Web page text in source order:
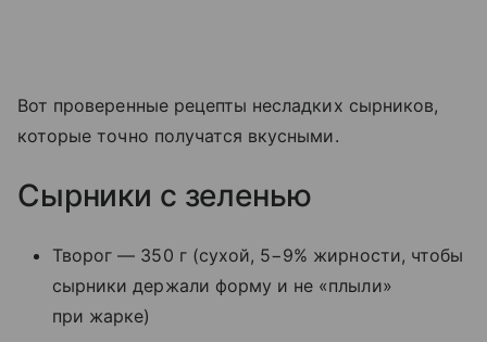
Вот проверенные рецепты несладких сырников,
которые точно получатся вкусными.
Сырники с зеленью
Творог — 350 г (сухой, 5−9% жирности, чтобы
сырники держали форму и не «плыли»
при жарке)